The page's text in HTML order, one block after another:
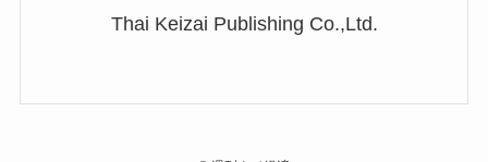
Thai Keizai Publishing Co.,Ltd.